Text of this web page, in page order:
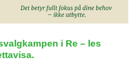
i Re – les